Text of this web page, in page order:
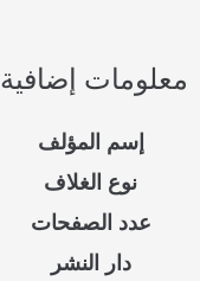
معلومات إضافية
إسم المؤلف
نوع الغلاف
عدد الصفحات
دار النشر